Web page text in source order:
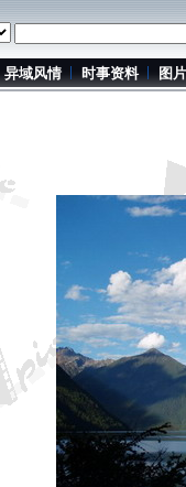
异域风情 时事资料 图